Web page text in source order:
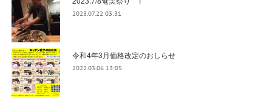
2023.07.22 03:31
令和4年3月価格改定のおしらせ
2022.03.06 13:05